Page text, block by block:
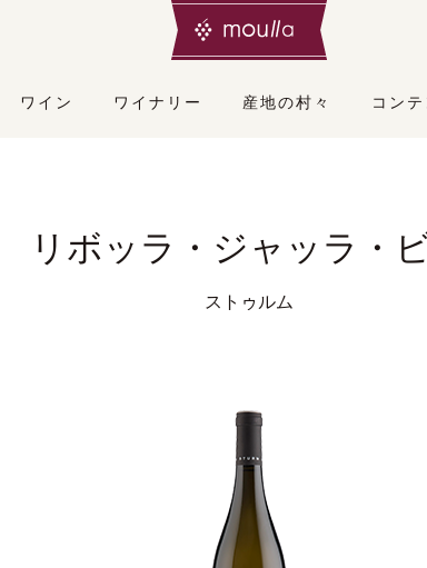
ワイン ワイナリー 産地の村々 コン
リボッラ・ジャッラ・
ストゥルム